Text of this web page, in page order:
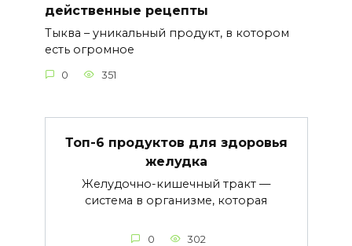
действенные рецепты
Тыква – уникальный продукт, в котором
есть огромное
0 351
Топ-6 продуктов для здоровья
желудка
Желудочно-кишечный тракт —
система в организме, которая
0 302